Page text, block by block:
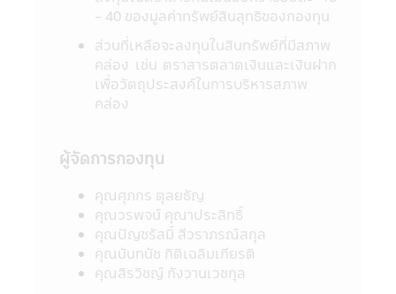
แอปพลิเคชันผ่านโทรศัพท์มือถือนี้ และ/หรือ
แอปพลิเคชันผ่านโทรศัพท์มือถือที่ร่วมกิจกรรม
กับบริษัท
18. บริษัทจัดการขอสงวนสิทธิ์ของข้อมูลใดๆ
ในแอปพลิเคชันผ่านโทรศัพท์มือถือนี้ โดยห้ามมิ
ให้ผู้ใดเผยแพร่ อ้างอิง ลอกเลียน ทำซ้ำ หรือ
ของข้อมูลในแอปพลิเคชันผ่านโทรศัพท์มือถือนี้
เว้นแต่จะได้รับอนุญาตเป็นลายลักษณ์อักษร
จากบริษัทจัดการก่อน บริษัทจัดการ และผู้
บริหารรวมถึงพนักงานเจ้าหน้าที่ของบริษัท
จัดการขอสงวนสิทธิที่จะไม่รับผิดชอบต่อความ
เสียหายทุกกรณี อันเกิดขึ้นจากการที่บุคคลอื่น
กระทำโดยเจตนา หรือโดยมิได้รับอนุญาตจาก
- 40 ของมูลค่าทรัพย์สินสุทธิของกองทุน
ส่วนที่เหลือจะลงทุนในสินทรัพย์ที่มีสภาพ
คล่อง เช่น ตราสารตลาดเงินและเงินฝาก
เพื่อวัตถุประสงค์ในการบริหารสภาพ
คล่อง
ผู้จัดการกองทุน
คุณศุภกร ตุลยธัญ
คุณวรพจน์ คุณาประสิทธิ์
คุณปัญชรัสมิ์ สีวราภรณ์สกุล
คุณนันทนัช กิติเฉลิมเกียรติ
คุณสิรวิชญ์ กังวานเวชกุล